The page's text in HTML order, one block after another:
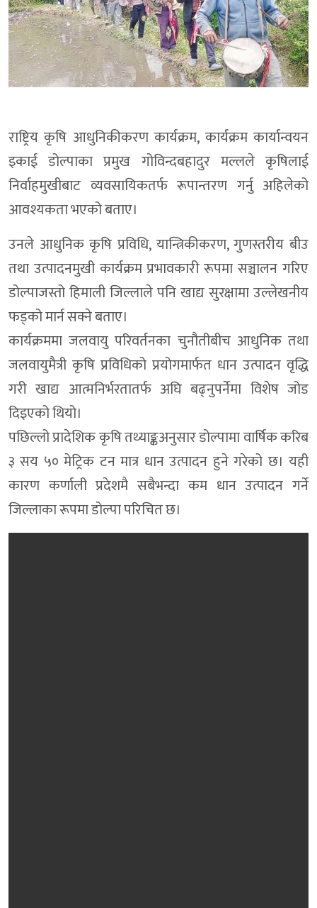
राष्ट्रिय कृषि आधुनिकीकरण कार्यक्रम, कार्यक्रम कार्यान्वयन
इकाई डोल्पाका प्रमुख गोविन्दबहादुर मल्लले कृषिलाई
निर्वाहमुखीबाट व्यवसायिकतर्फ रूपान्तरण गर्नु अहिलेको
आवश्यकता भएको बताए।
उनले आधुनिक कृषि प्रविधि, यान्त्रिकीकरण, गुणस्तरीय बीउ
तथा उत्पादनमुखी कार्यक्रम प्रभावकारी रूपमा सञ्चालन गरिए
डोल्पाजस्तो हिमाली जिल्लाले पनि खाद्य सुरक्षामा उल्लेखनीय
फड्को मार्न सक्ने बताए।
कार्यक्रममा जलवायु परिवर्तनका चुनौतीबीच आधुनिक तथा
जलवायुमैत्री कृषि प्रविधिको प्रयोगमार्फत धान उत्पादन वृद्धि
गरी खाद्य आत्मनिर्भरतातर्फ अघि बढ्नुपर्नेमा विशेष जोड
दिइएको थियो।
पछिल्लो प्रादेशिक कृषि तथ्याङ्कअनुसार डोल्पामा वार्षिक करिब
३ सय ५० मेट्रिक टन मात्र धान उत्पादन हुने गरेको छ। यही
कारण कर्णाली प्रदेशमै सबैभन्दा कम धान उत्पादन गर्ने
जिल्लाका रूपमा डोल्पा परिचित छ।